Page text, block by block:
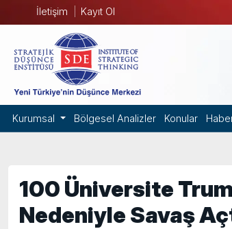
İletişim Kayıt Ol
Kurumsal Bölgesel Analizler Konular
100 Üniversite
Nedeniyle Savaş